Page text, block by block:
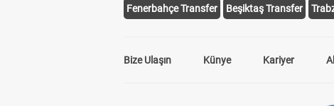
Fenerbahçe Transfer Beşiktaş Transfer
Bize Ulaşın Künye Kariyer